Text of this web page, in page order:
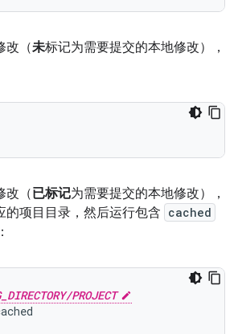
改（未标记为需要提交的本地修改），
改（已标记为需要提交的本地修改），
的项目目录，然后运行包含 cached
：
PROJECT